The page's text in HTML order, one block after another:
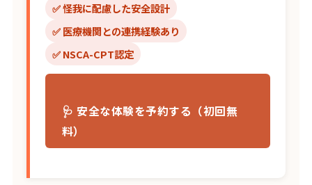
✅ 怪我に配慮した安全設計
✅ 医療機関との連携経験あり
✅ NSCA-CPT認定
🩺 安全な体験を予約する（初回無
料）